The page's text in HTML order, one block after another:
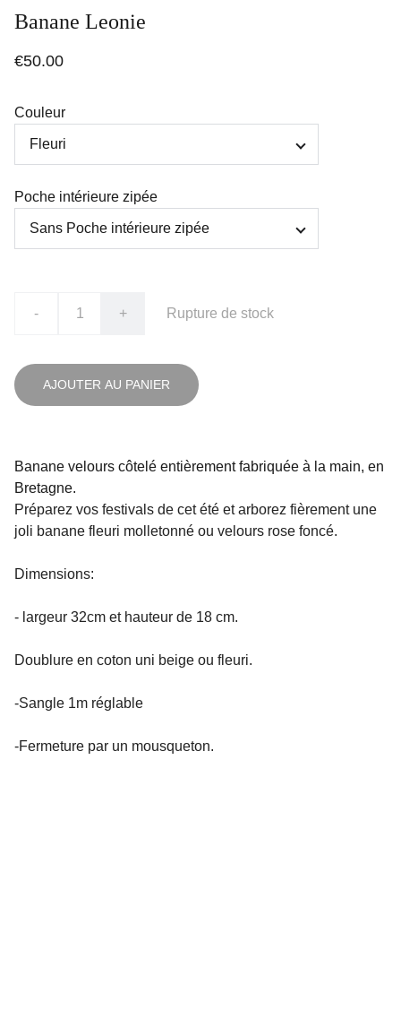
Banane Leonie
€50.00
Couleur
Poche intérieure zipée
- + Rupture de stock
AJOUTER AU PANIER
Banane velours côtelé entièrement fabriquée à la main, en
Bretagne.
Préparez vos festivals de cet été et arborez fièrement une
joli banane fleuri molletonné ou velours rose foncé.
Dimensions:
- largeur 32cm et hauteur de 18 cm.
Doublure en coton uni beige ou fleuri.
-Sangle 1m réglable
-Fermeture par un mousqueton.